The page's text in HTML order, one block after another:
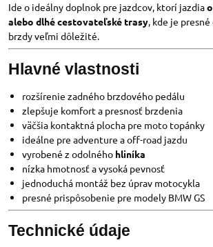
Ide o ideálny doplnok pre jazdcov, ktorí jazdia
alebo dlhé cestovateľské trasy, kde je
brzdy veľmi dôležité.
Hlavné vlastnosti
rozšírenie zadného brzdového pedálu
zlepšuje komfort a presnosť brzdenia
väčšia kontaktná plocha pre moto topánky
ideálne pre adventure a off-road jazdu
vyrobené z odolného hliníka
nízka hmotnosť a vysoká pevnosť
jednoduchá montáž bez úprav motocykla
presné prispôsobenie pre modely BMW GS
Technické údaje